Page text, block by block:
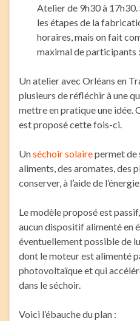
Atelier de 9h30 à
les étapes de la
horaires, mais on fait
maximal de participants
Un atelier avec Orléans en
plusieurs de réfléchir à une
mettre en pratique une idée.
est proposé cette fois-ci.
Unséchoir solairepermet de
aliments, des aromates, des
conserver, à l’aide de
Le modèle proposé est passif,
aucun dispositif alimenté en
éventuellement possible de
dont le moteur est alimenté
photovoltaïque et qui
dans le séchoir.
Voici l’ébauche du plan :